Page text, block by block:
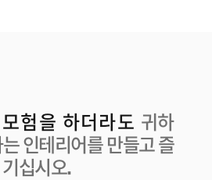
험을 하더라도 귀하
인테리어를 만들고 즐
기십시오.